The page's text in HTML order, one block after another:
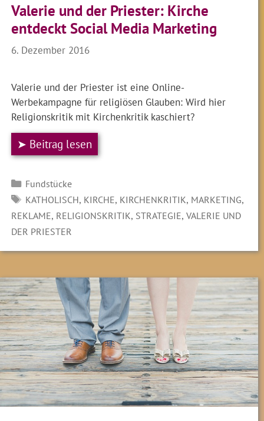
Valerie und der Priester: Kirche
entdeckt Social Media Marketing
6. Dezember 2016
Valerie und der Priester ist eine Online-
Werbekampagne für religiösen Glauben: Wird hier
Religionskritik mit Kirchenkritik kaschiert?
➤ Beitrag lesen
Kategorien
Fundstücke
SCHLAGWÖRTER
KATHOLISCH, KIRCHE, KIRCHENKRITIK, MARKETING,
REKLAME, RELIGIONSKRITIK, STRATEGIE,VALERIE UND
DER PRIESTER